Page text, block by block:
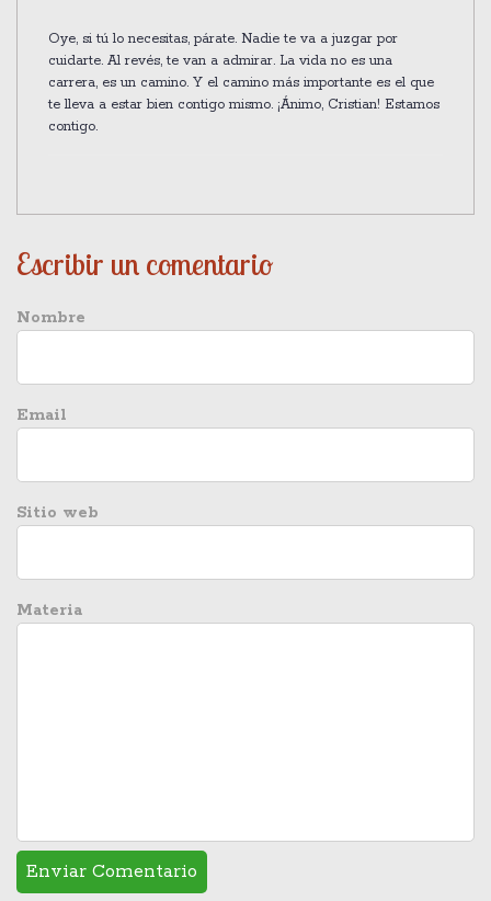
Oye, si tú lo necesitas, párate. Nadie te va a juzgar por
cuidarte. Al revés, te van a admirar. La vida no es una
carrera, es un camino. Y el camino más importante es el que
te lleva a estar bien contigo mismo. ¡Ánimo, Cristian! Estamos
contigo.
Escribir un comentario
Nombre
Email
Sitio web
Materia